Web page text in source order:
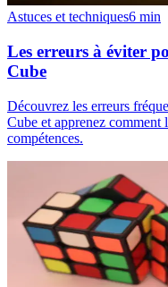
Astuces et techniques6 min
Les erreurs à éviter
Cube
Découvrez les erreurs
Cube et apprenez
compétences.